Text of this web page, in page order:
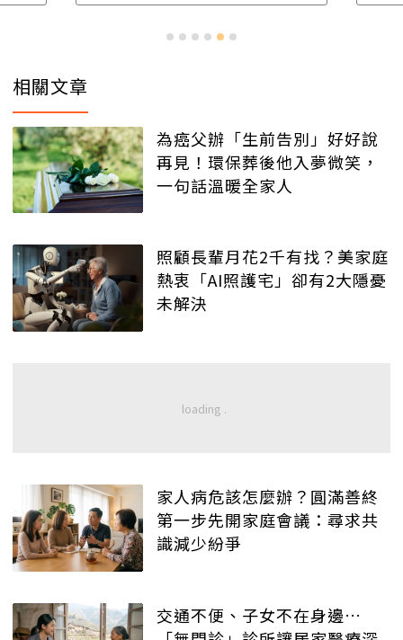
相關文章
為癌父辦「生前告別」好好說
再見！環保葬後他入夢微笑，
一句話溫暖全家人
照顧長輩月花2千有找？美家庭
熱衷「AI照護宅」卻有2大隱憂
未解決
家人病危該怎麼辦？圓滿善終
第一步先開家庭會議：尋求共
識減少紛爭
交通不便、子女不在身邊…